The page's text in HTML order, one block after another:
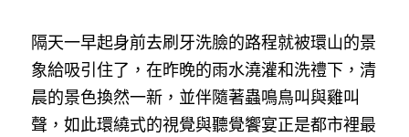
隔天一早起身前去刷牙洗臉的路程就被環山的景
象給吸引住了，在昨晚的雨水澆灌和洗禮下，清
晨的景色換然一新，並伴隨著蟲鳴鳥叫與雞叫
聲，如此環繞式的視覺與聽覺饗宴正是都市裡最